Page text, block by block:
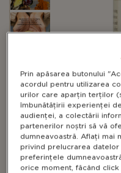
TONALIN
Prin apăsarea butonului
acordul pentru utilizarea
urilor care aparțin terților
îmbunătățirii experienței
audienței, a colectării
partenerilor noștri să vă
dumneavoastră. Aflați mai
privind prelucrarea
preferințele
orice moment, făcând